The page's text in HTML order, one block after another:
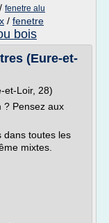
/ fenetre alu
/ fenetre
bois
(Eure-et-
et-Loir, 28)
? Pensez aux
dans toutes les
mixtes.